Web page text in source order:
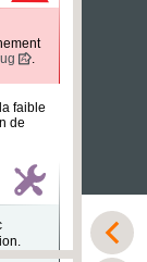
.
faible
de